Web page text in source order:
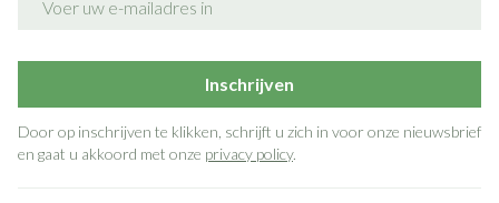
Inschrijven
Door op inschrijven te klikken, schrijft u zich in voor onze nieuwsbrief
en gaat u akkoord met onze privacy policy.